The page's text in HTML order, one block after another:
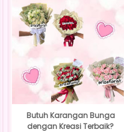
Butuh Karangan Bunga
dengan Kreasi Terbaik?